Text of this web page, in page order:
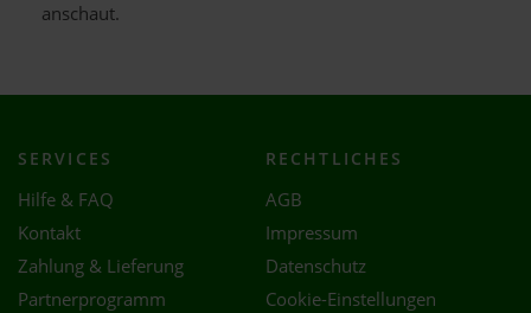
anschaut.
SERVICES
Hilfe & FAQ
Kontakt
Zahlung & Lieferung
Partnerprogramm
RECHTLICHES
AGB
Impressum
Datenschutz
Cookie-Einstellungen